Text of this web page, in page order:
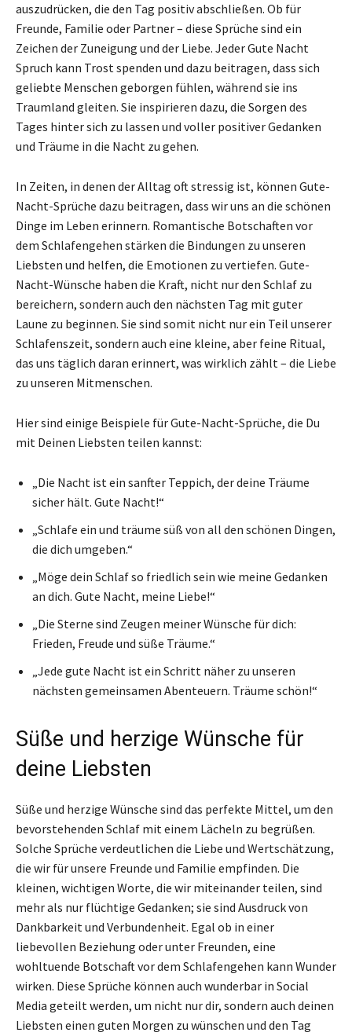
auszudrücken, die den Tag positiv abschließen. Ob für
Freunde, Familie oder Partner – diese Sprüche sind ein
Zeichen der Zuneigung und der Liebe. Jeder Gute Nacht
Spruch kann Trost spenden und dazu beitragen, dass sich
geliebte Menschen geborgen fühlen, während sie ins
Traumland gleiten. Sie inspirieren dazu, die Sorgen des
Tages hinter sich zu lassen und voller positiver Gedanken
und Träume in die Nacht zu gehen.
In Zeiten, in denen der Alltag oft stressig ist, können Gute-
Nacht-Sprüche dazu beitragen, dass wir uns an die schönen
Dinge im Leben erinnern. Romantische Botschaften vor
dem Schlafengehen stärken die Bindungen zu unseren
Liebsten und helfen, die Emotionen zu vertiefen. Gute-
Nacht-Wünsche haben die Kraft, nicht nur den Schlaf zu
bereichern, sondern auch den nächsten Tag mit guter
Laune zu beginnen. Sie sind somit nicht nur ein Teil unserer
Schlafenszeit, sondern auch eine kleine, aber feine Ritual,
das uns täglich daran erinnert, was wirklich zählt – die Liebe
zu unseren Mitmenschen.
Hier sind einige Beispiele für Gute-Nacht-Sprüche, die Du
mit Deinen Liebsten teilen kannst:
„Die Nacht ist ein sanfter Teppich, der deine Träume
sicher hält. Gute Nacht!“
„Schlafe ein und träume süß von all den schönen Dingen,
die dich umgeben.“
„Möge dein Schlaf so friedlich sein wie meine Gedanken
an dich. Gute Nacht, meine Liebe!“
„Die Sterne sind Zeugen meiner Wünsche für dich:
Frieden, Freude und süße Träume.“
„Jede gute Nacht ist ein Schritt näher zu unseren
nächsten gemeinsamen Abenteuern. Träume schön!“
Süße und herzige Wünsche für
deine Liebsten
Süße und herzige Wünsche sind das perfekte Mittel, um den
bevorstehenden Schlaf mit einem Lächeln zu begrüßen.
Solche Sprüche verdeutlichen die Liebe und Wertschätzung,
die wir für unsere Freunde und Familie empfinden. Die
kleinen, wichtigen Worte, die wir miteinander teilen, sind
mehr als nur flüchtige Gedanken; sie sind Ausdruck von
Dankbarkeit und Verbundenheit. Egal ob in einer
liebevollen Beziehung oder unter Freunden, eine
wohltuende Botschaft vor dem Schlafengehen kann Wunder
wirken. Diese Sprüche können auch wunderbar in Social
Media geteilt werden, um nicht nur dir, sondern auch deinen
Liebsten einen guten Morgen zu wünschen und den Tag